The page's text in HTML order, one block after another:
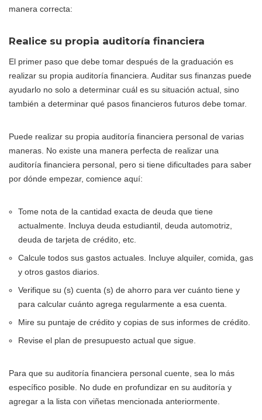
manera correcta:
Realice su propia auditoría financiera
El primer paso que debe tomar después de la graduación es
realizar su propia auditoría financiera. Auditar sus finanzas puede
ayudarlo no solo a determinar cuál es su situación actual, sino
también a determinar qué pasos financieros futuros debe tomar.
Puede realizar su propia auditoría financiera personal de varias
maneras. No existe una manera perfecta de realizar una
auditoría financiera personal, pero si tiene dificultades para saber
por dónde empezar, comience aquí:
Tome nota de la cantidad exacta de deuda que tiene
actualmente. Incluya deuda estudiantil, deuda automotriz,
deuda de tarjeta de crédito, etc.
Calcule todos sus gastos actuales. Incluye alquiler, comida, gas
y otros gastos diarios.
Verifique su (s) cuenta (s) de ahorro para ver cuánto tiene y
para calcular cuánto agrega regularmente a esa cuenta.
Mire su puntaje de crédito y copias de sus informes de crédito.
Revise el plan de presupuesto actual que sigue.
Para que su auditoría financiera personal cuente, sea lo más
específico posible. No dude en profundizar en su auditoría y
agregar a la lista con viñetas mencionada anteriormente.